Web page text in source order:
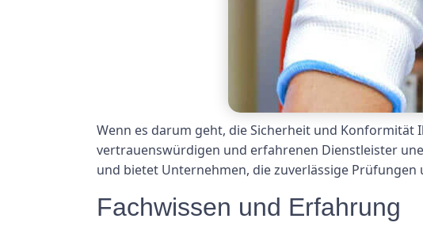
Wenn es darum geht, die Sicherheit und
vertrauenswürdigen und erfahrenen Dienstleister
und bietet Unternehmen, die zuverlässige
Fachwissen und Erfahrung